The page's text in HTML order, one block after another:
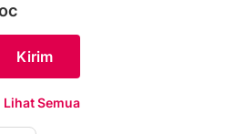
Kirim
Lihat Semua